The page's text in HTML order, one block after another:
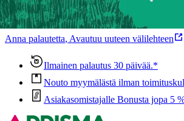
Ovatko tuotetiedot riittävät? Jos tuotetiedoissa
voisi muuten parantaa, anna palautetta.
Anna palautetta, Avautuu uuteen välilehteen
Ilmainen palautus 30 päivää.*
Nouto myymälästä ilman
Asiakasomistajalle Bonusta jopa 5